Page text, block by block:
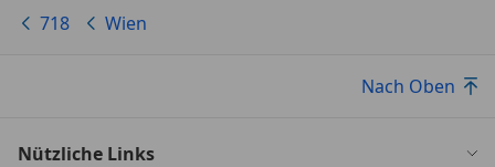
718 Wien
Nach Oben
Nützliche Links